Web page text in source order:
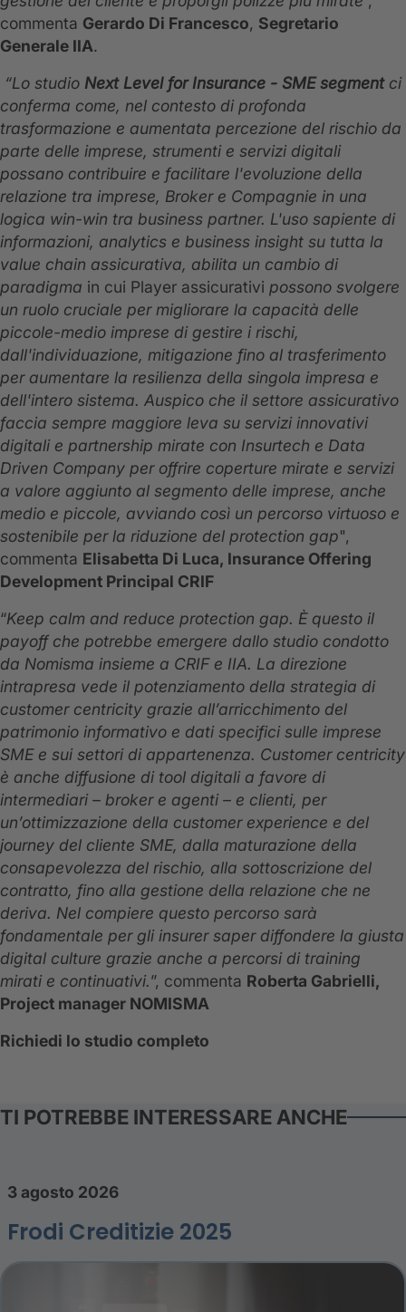
commenta Gerardo Di Francesco, Segretario
Generale IIA.
“Lo studio Next Level for Insurance - SME segment ci
conferma come, nel contesto di profonda
trasformazione e aumentata percezione del rischio da
parte delle imprese, strumenti e servizi digitali
possano contribuire e facilitare l'evoluzione della
relazione tra imprese, Broker e Compagnie in una
logica win-win tra business partner. L'uso sapiente di
informazioni, analytics e business insight su tutta la
value chain assicurativa, abilita un cambio di
paradigma in cui Player assicurativi possono svolgere
un ruolo cruciale per migliorare la capacità delle
piccole-medio imprese di gestire i rischi,
dall'individuazione, mitigazione fino al trasferimento
per aumentare la resilienza della singola impresa e
dell'intero sistema. Auspico che il settore assicurativo
faccia sempre maggiore leva su servizi innovativi
digitali e partnership mirate con Insurtech e Data
Driven Company per offrire coperture mirate e servizi
a valore aggiunto al segmento delle imprese, anche
medio e piccole, avviando così un percorso virtuoso e
sostenibile per la riduzione del protection gap",
commenta Elisabetta Di Luca, Insurance Offering
Development Principal CRIF
“Keep calm and reduce protection gap. È questo il
payoff che potrebbe emergere dallo studio condotto
da Nomisma insieme a CRIF e IIA. La direzione
intrapresa vede il potenziamento della strategia di
customer centricity grazie all’arricchimento del
patrimonio informativo e dati specifici sulle imprese
SME e sui settori di appartenenza. Customer centricity
è anche diffusione di tool digitali a favore di
intermediari – broker e agenti – e clienti, per
un’ottimizzazione della customer experience e del
journey del cliente SME, dalla maturazione della
consapevolezza del rischio, alla sottoscrizione del
contratto, fino alla gestione della relazione che ne
deriva. Nel compiere questo percorso sarà
fondamentale per gli insurer saper diffondere la giusta
digital culture grazie anche a percorsi di training
mirati e continuativi.”, commenta Roberta Gabrielli,
Project manager NOMISMA
Richiedi lo studio completo
TI POTREBBE INTERESSARE ANCHE
3 agosto 2026
Frodi Creditizie 2025